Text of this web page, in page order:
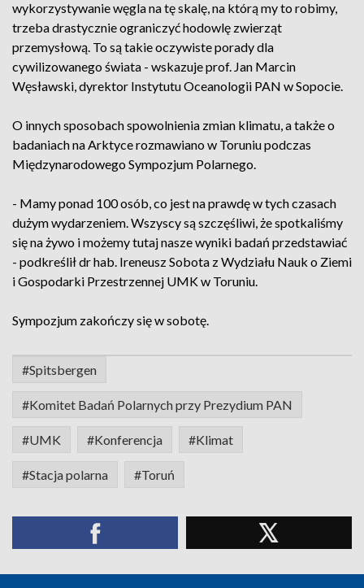
wykorzystywanie węgla na tę skalę, na którą my to robimy,
trzeba drastycznie ograniczyć hodowlę zwierząt
przemysłową. To są takie oczywiste porady dla
cywilizowanego świata - wskazuje prof. Jan Marcin
Węsławski, dyrektor Instytutu Oceanologii PAN w Sopocie.
O innych sposobach spowolnienia zmian klimatu, a także o
badaniach na Arktyce rozmawiano w Toruniu podczas
Międzynarodowego Sympozjum Polarnego.
- Mamy ponad 100 osób, co jest na prawdę w tych czasach
dużym wydarzeniem. Wszyscy są szczęśliwi, że spotkaliśmy
się na żywo i możemy tutaj nasze wyniki badań przedstawiać
- podkreślił dr hab. Ireneusz Sobota z Wydziału Nauk o Ziemi
i Gospodarki Przestrzennej UMK w Toruniu.
Sympozjum zakończy się w sobotę.
#Spitsbergen
#Komitet Badań Polarnych przy Prezydium PAN
#UMK #Konferencja #Klimat
#Stacja polarna #Toruń